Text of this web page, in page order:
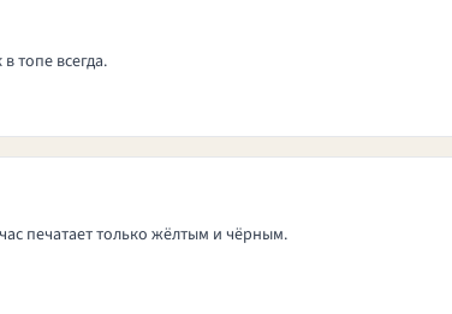
топе всегда.
печатает только жёлтым и чёрным.